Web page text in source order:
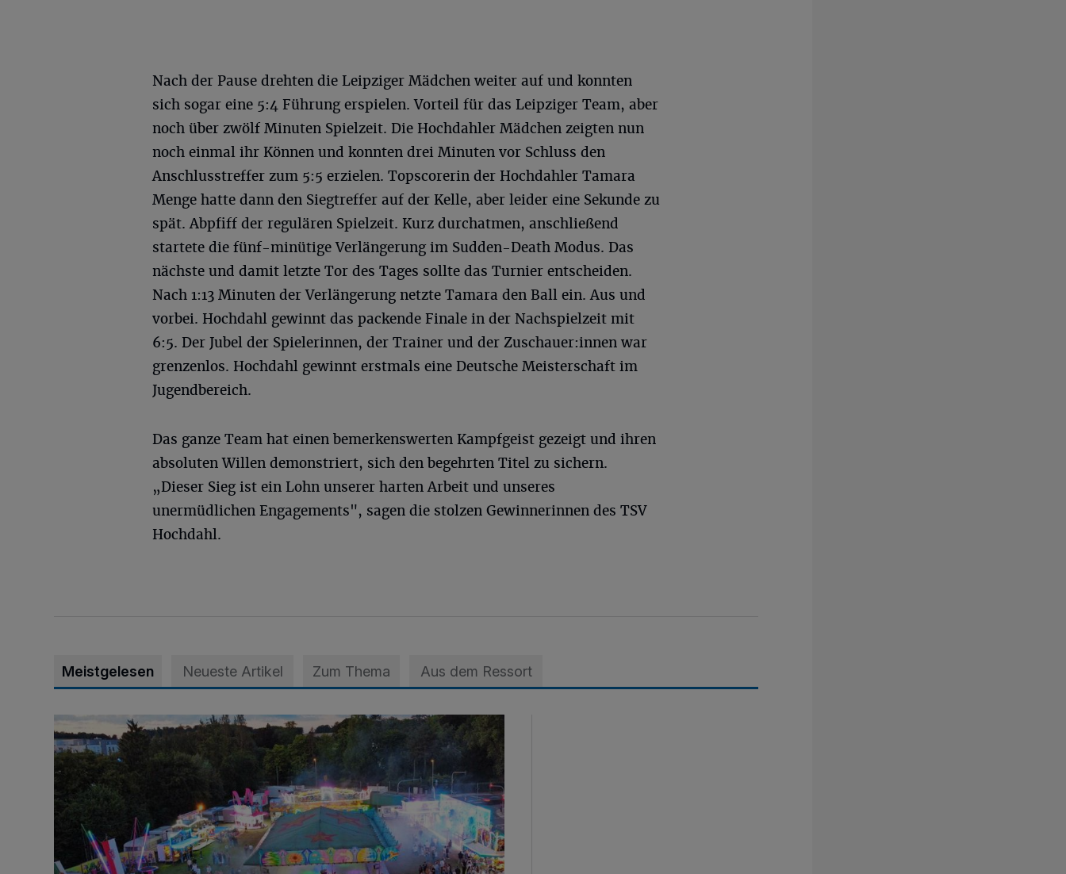
Nach der Pause drehten die Leipziger Mädchen weiter auf und konnten
sich sogar eine 5:4 Führung erspielen. Vorteil für das Leipziger Team, aber
noch über zwölf Minuten Spielzeit. Die Hochdahler Mädchen zeigten nun
noch einmal ihr Können und konnten drei Minuten vor Schluss den
Anschlusstreffer zum 5:5 erzielen. Topscorerin der Hochdahler Tamara
Menge hatte dann den Siegtreffer auf der Kelle, aber leider eine Sekunde zu
spät. Abpfiff der regulären Spielzeit. Kurz durchatmen, anschließend
startete die fünf-minütige Verlängerung im Sudden-Death Modus. Das
nächste und damit letzte Tor des Tages sollte das Turnier entscheiden.
Nach 1:13 Minuten der Verlängerung netzte Tamara den Ball ein. Aus und
vorbei. Hochdahl gewinnt das packende Finale in der Nachspielzeit mit
6:5. Der Jubel der Spielerinnen, der Trainer und der Zuschauer:innen war
grenzenlos. Hochdahl gewinnt erstmals eine Deutsche Meisterschaft im
Jugendbereich.
Das ganze Team hat einen bemerkenswerten Kampfgeist gezeigt und ihren
absoluten Willen demonstriert, sich den begehrten Titel zu sichern.
„Dieser Sieg ist ein Lohn unserer harten Arbeit und unseres
unermüdlichen Engagements", sagen die stolzen Gewinnerinnen des TSV
Hochdahl.
Meistgelesen Neueste Artikel Zum Thema Aus dem Ressort
Vier Tage mit vollem Programm